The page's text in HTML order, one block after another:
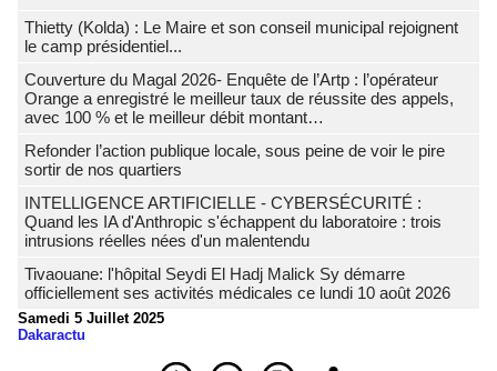
‎Thietty (Kolda) : Le Maire et son conseil municipal rejoignent
le camp présidentiel...
Couverture du Magal 2026- Enquête de l’Artp : l’opérateur
Orange a enregistré le meilleur taux de réussite des appels,
avec 100 % et le meilleur débit montant…
Refonder l’action publique locale, sous peine de voir le pire
sortir de nos quartiers
INTELLIGENCE ARTIFICIELLE - CYBERSÉCURITÉ :
Quand les IA d'Anthropic s'échappent du laboratoire : trois
intrusions réelles nées d'un malentendu
Tivaouane: l'hôpital Seydi El Hadj Malick Sy démarre
officiellement ses activités médicales ce lundi 10 août 2026
Samedi 5 Juillet 2025
Dakaractu